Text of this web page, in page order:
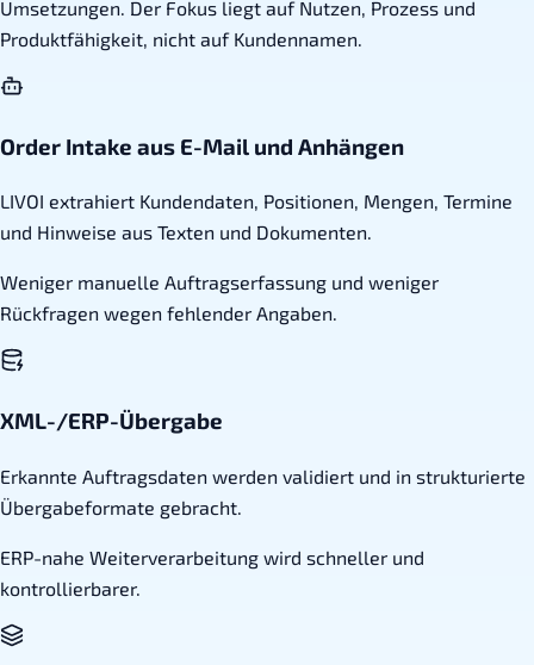
Umsetzungen. Der Fokus liegt auf Nutzen, Prozess und
Produktfähigkeit, nicht auf Kundennamen.
Order Intake aus E-Mail und Anhängen
LIVOI extrahiert Kundendaten, Positionen, Mengen, Termine
und Hinweise aus Texten und Dokumenten.
Weniger manuelle Auftragserfassung und weniger
Rückfragen wegen fehlender Angaben.
XML-/ERP-Übergabe
Erkannte Auftragsdaten werden validiert und in strukturierte
Übergabeformate gebracht.
ERP-nahe Weiterverarbeitung wird schneller und
kontrollierbarer.